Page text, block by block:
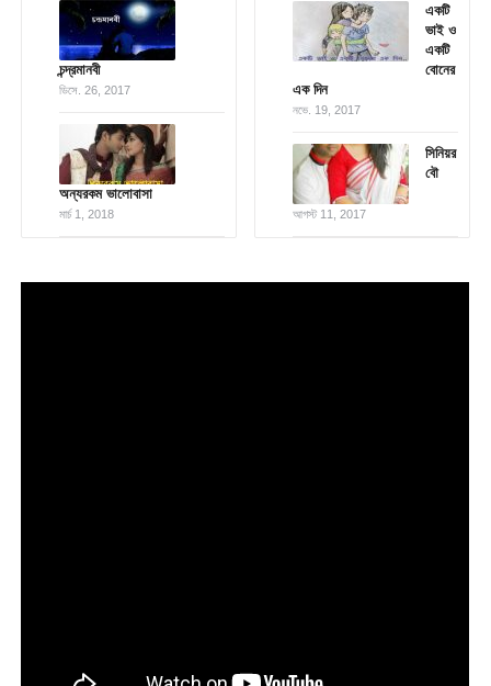
চন্দ্রমানবী
ডিসে. 26, 2017
অন্যরকম ভালোবাসা
মার্চ 1, 2018
একটি
ভাই ও
একটি
বোনের
এক দিন
নভে. 19, 2017
সিনিয়র
বৌ
আগস্ট 11, 2017